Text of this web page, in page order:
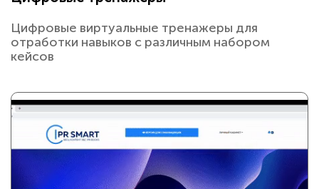
Цифровые виртуальные тренажеры для
отработки навыков с различным набором
кейсов